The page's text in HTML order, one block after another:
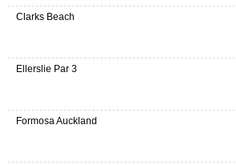
Clarks Beach
Ellerslie Par 3
Formosa Auckland